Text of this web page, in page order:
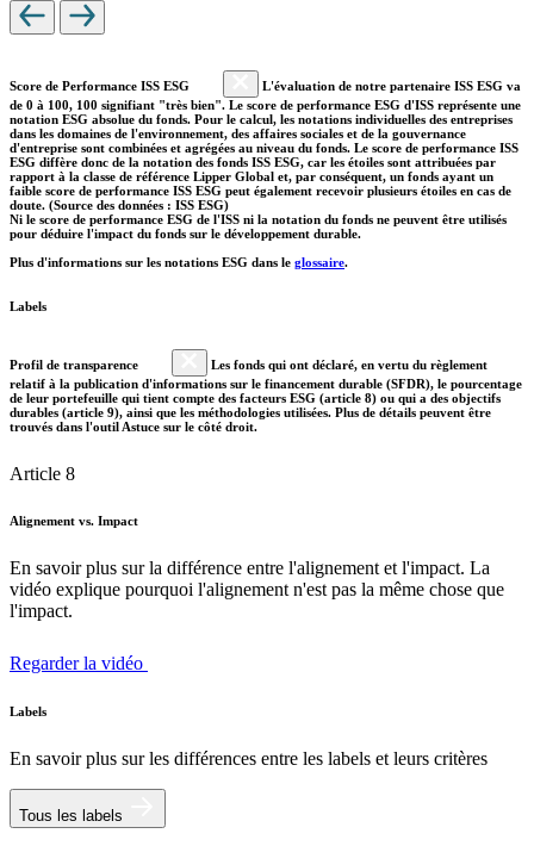
Score de Performance ISS ESG
L'évaluation de notre partenaire ISS ESG va
de 0 à 100, 100 signifiant "très bien". Le score de performance ESG d'ISS représente une
notation ESG absolue du fonds. Pour le calcul, les notations individuelles des entreprises
dans les domaines de l'environnement, des affaires sociales et de la gouvernance
d'entreprise sont combinées et agrégées au niveau du fonds. Le score de performance ISS
ESG diffère donc de la notation des fonds ISS ESG, car les étoiles sont attribuées par
rapport à la classe de référence Lipper Global et, par conséquent, un fonds ayant un
faible score de performance ISS ESG peut également recevoir plusieurs étoiles en cas de
doute. (Source des données : ISS ESG)
Ni le score de performance ESG de l'ISS ni la notation du fonds ne peuvent être utilisés
pour déduire l'impact du fonds sur le développement durable.
Plus d'informations sur les notations ESG dans le glossaire.
Labels
Profil de transparence
Les fonds qui ont déclaré, en vertu du règlement
relatif à la publication d'informations sur le financement durable (SFDR), le pourcentage
de leur portefeuille qui tient compte des facteurs ESG (article 8) ou qui a des objectifs
durables (article 9), ainsi que les méthodologies utilisées. Plus de détails peuvent être
trouvés dans l'outil Astuce sur le côté droit.
Article 8
Alignement vs. Impact
En savoir plus sur la différence entre l'alignement et l'impact. La
vidéo explique pourquoi l'alignement n'est pas la même chose que
l'impact.
Regarder la vidéo
Labels
En savoir plus sur les différences entre les labels et leurs critères
Tous les labels